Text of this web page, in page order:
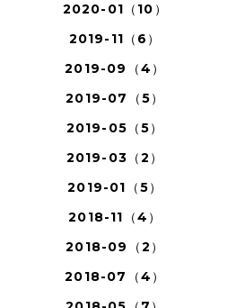
2020-01（10）
2019-11（6）
2019-09（4）
2019-07（5）
2019-05（5）
2019-03（2）
2019-01（5）
2018-11（4）
2018-09（2）
2018-07（4）